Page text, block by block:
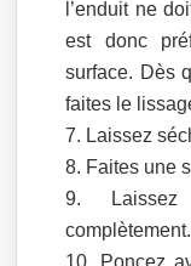
l’enduit ne
est donc
surface. Dès
faites le
Laissez
Faites une
complètement.
Poncez